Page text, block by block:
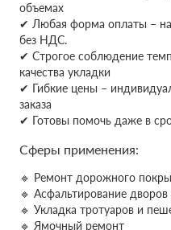
объемах
✔ Любая форма оплаты –
без НДС.
✔ Строгое соблюдение
качества укладки
✔ Гибкие цены –
заказа
✔ Готовы помочь даже в
Сферы применения:
🔹 Ремонт дорожного
🔹 Асфальтирование дворов
🔹 Укладка тротуаров и
🔹 Ямочный ремонт